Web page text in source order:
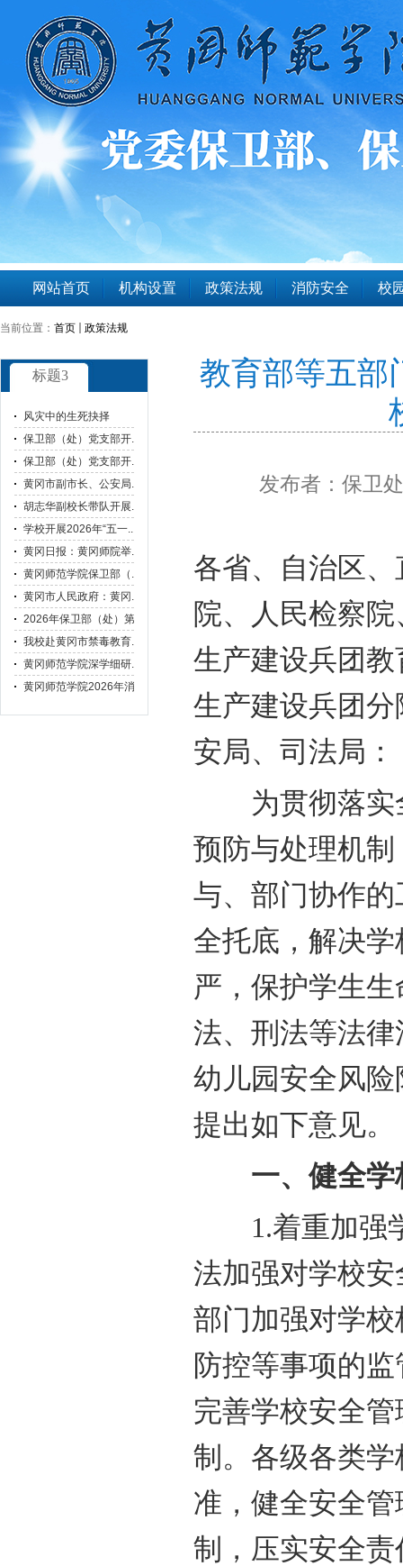
网站首页 机构设置 政策法规 消防安全 校
当前位置： 首页 政策法规
标题3
教育部等五部
发布者：保卫
各省、自治区
院、人民检察
生产建设兵团
生产建设兵团
安局、司法局：
为贯彻落实
预防与处理机
与、部门协作
全托底，解决
严，保护学生
法、刑法等法
幼儿园安全风
提出如下意见。
一、健全学
1.着重加强学
法加强对学校
部门加强对学
防控等事项的
完善学校安全
制。各级各类
准，健全安全
制，压实安全